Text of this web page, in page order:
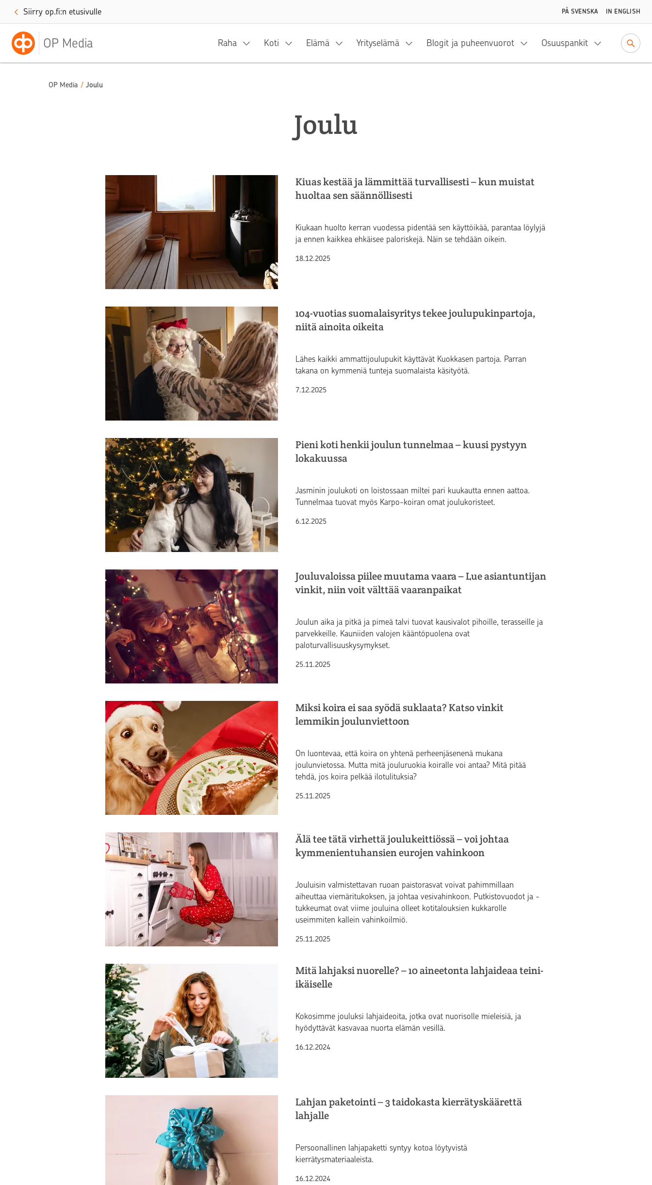
Siirry op.fi:n etusivulle PÅ SVENSKA IN ENGLISH
OP Media Raha Koti Elämä Yrityselämä Blogit ja puheenvuorot Osuuspankit
OP Media / Joulu
Joulu
Kiuas kestää ja lämmittää turvallisesti – kun muistat
huoltaa sen säännöllisesti
Kiukaan huolto kerran vuodessa pidentää sen käyttöikää, parantaa löylyjä
ja ennen kaikkea ehkäisee paloriskejä. Näin se tehdään oikein.
Julkaistu
18.12.2025
104-vuotias suomalaisyritys tekee joulupukinpartoja,
niitä ainoita oikeita
Lähes kaikki ammattijoulupukit käyttävät Kuokkasen partoja. Parran
takana on kymmeniä tunteja suomalaista käsityötä.
Julkaistu
7.12.2025
Pieni koti henkii joulun tunnelmaa – kuusi pystyyn
lokakuussa
Jasminin joulukoti on loistossaan miltei pari kuukautta ennen aattoa.
Tunnelmaa tuovat myös Karpo-koiran omat joulukoristeet.
Julkaistu
6.12.2025
Jouluvaloissa piilee muutama vaara – Lue asiantuntijan
vinkit, niin voit välttää vaaranpaikat
Joulun aika ja pitkä ja pimeä talvi tuovat kausivalot pihoille, terasseille ja
parvekkeille. Kauniiden valojen kääntöpuolena ovat
paloturvallisuuskysymykset.
Julkaistu
25.11.2025
Miksi koira ei saa syödä suklaata? Katso vinkit
lemmikin joulunviettoon
On luontevaa, että koira on yhtenä perheenjäsenenä mukana
joulunvietossa. Mutta mitä jouluruokia koiralle voi antaa? Mitä pitää
tehdä, jos koira pelkää ilotulituksia?
Julkaistu
25.11.2025
Älä tee tätä virhettä joulukeittiössä – voi johtaa
kymmenientuhansien eurojen vahinkoon
Jouluisin valmistettavan ruoan paistorasvat voivat pahimmillaan
aiheuttaa viemäritukoksen, ja johtaa vesivahinkoon. Putkistovuodot ja -
tukkeumat ovat viime jouluina olleet kotitalouksien kukkarolle
useimmiten kallein vahinkoilmiö.
Julkaistu
25.11.2025
Mitä lahjaksi nuorelle? – 10 aineetonta lahjaideaa teini-
ikäiselle
Kokosimme jouluksi lahjaideoita, jotka ovat nuorisolle mieleisiä, ja
hyödyttävät kasvavaa nuorta elämän vesillä.
Julkaistu
16.12.2024
Lahjan paketointi – 3 taidokasta kierrätyskäärettä
lahjalle
Persoonallinen lahjapaketti syntyy kotoa löytyvistä
kierrätysmateriaaleista.
Julkaistu
16.12.2024